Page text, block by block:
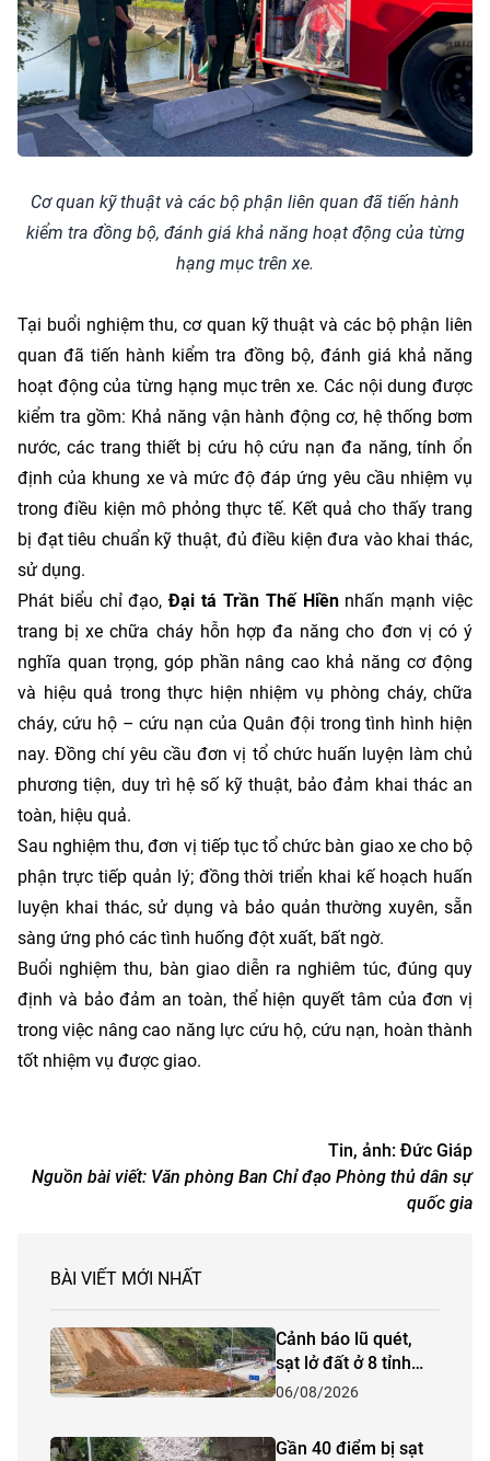
Cơ quan kỹ thuật và các bộ phận liên quan đã tiến hành
kiểm tra đồng bộ, đánh giá khả năng hoạt động của từng
hạng mục trên xe.
Tại buổi nghiệm thu, cơ quan kỹ thuật và các bộ phận liên
quan đã tiến hành kiểm tra đồng bộ, đánh giá khả năng
hoạt động của từng hạng mục trên xe. Các nội dung được
kiểm tra gồm: Khả năng vận hành động cơ, hệ thống bơm
nước, các trang thiết bị cứu hộ cứu nạn đa năng, tính ổn
định của khung xe và mức độ đáp ứng yêu cầu nhiệm vụ
trong điều kiện mô phỏng thực tế. Kết quả cho thấy trang
bị đạt tiêu chuẩn kỹ thuật, đủ điều kiện đưa vào khai thác,
sử dụng.
Phát biểu chỉ đạo,Đại tá Trần Thế Hiềnnhấn mạnh việc
trang bị xe chữa cháy hỗn hợp đa năng cho đơn vị có ý
nghĩa quan trọng, góp phần nâng cao khả năng cơ động
và hiệu quả trong thực hiện nhiệm vụ phòng cháy, chữa
cháy, cứu hộ – cứu nạn của Quân đội trong tình hình hiện
nay. Đồng chí yêu cầu đơn vị tổ chức huấn luyện làm chủ
phương tiện, duy trì hệ số kỹ thuật, bảo đảm khai thác an
toàn, hiệu quả.
Sau nghiệm thu, đơn vị tiếp tục tổ chức bàn giao xe cho bộ
phận trực tiếp quản lý; đồng thời triển khai kế hoạch huấn
luyện khai thác, sử dụng và bảo quản thường xuyên, sẵn
sàng ứng phó các tình huống đột xuất, bất ngờ.
Buổi nghiệm thu, bàn giao diễn ra nghiêm túc, đúng quy
định và bảo đảm an toàn, thể hiện quyết tâm của đơn vị
trong việc nâng cao năng lực cứu hộ, cứu nạn, hoàn thành
tốt nhiệm vụ được giao.
Tin, ảnh: Đức Giáp
Nguồn bài viết: Văn phòng Ban Chỉ đạo Phòng thủ dân sự
quốc gia
BÀI VIẾT MỚI NHẤT
Cảnh báo lũ quét,
sạt lở đất ở 8 tỉnh
khu vực Bắc Bộ và
06/08/2026
Gần 40 điểm bị sạt